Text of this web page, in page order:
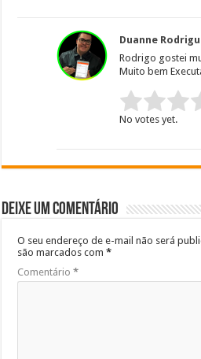
Duanne
Rodrigo gostei
Muito bem
Rate this item:
No votes yet.
Deixe um comentário
O seu endereço de e-mail não será
são marcados com*
Comentário*